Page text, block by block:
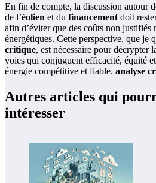
En fin de compte, la discussion autour
de l’éolien et du financement doit
afin d’éviter que des coûts non justifiés
énergétiques. Cette perspective, que je
critique, est nécessaire pour décrypter
voies qui conjuguent efficacité, équité
énergie compétitive et fiable. analyse
Autres articles qui
intéresser